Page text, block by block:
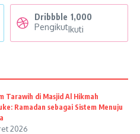
Dribbble 1,000
PengikutIkuti
Tarawih di Masjid Al Hikmah
Ramadan sebagai Sistem Menuju
2026